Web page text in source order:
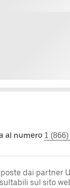
al numero 1
dai partner
sul sito